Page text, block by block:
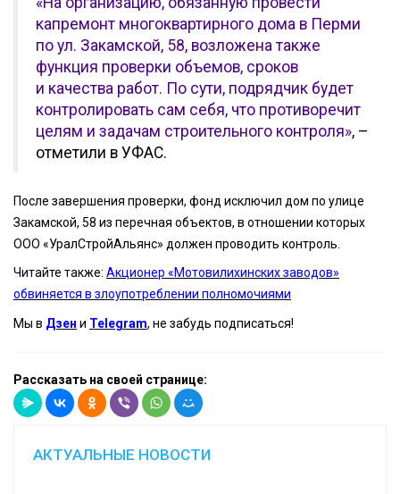
капремонт многоквартирного дома в Перми
по ул. Закамской, 58, возложена также
функция проверки объемов, сроков
и качества работ. По сути, подрядчик будет
контролировать сам себя, что противоречит
целям и задачам строительного контроля», –
отметили в УФАС.
После завершения проверки, фонд исключил дом по улице
Закамской, 58 из перечная объектов, в отношении которых
ООО «УралСтройАльянс» должен проводить контроль.
Читайте также: Акционер «Мотовилихинских заводов»
обвиняется в злоупотреблении полномочиями
Мы в Дзен и Telegram, не забудь подписаться!
Рассказать на своей странице:
АКТУАЛЬНЫЕ НОВОСТИ